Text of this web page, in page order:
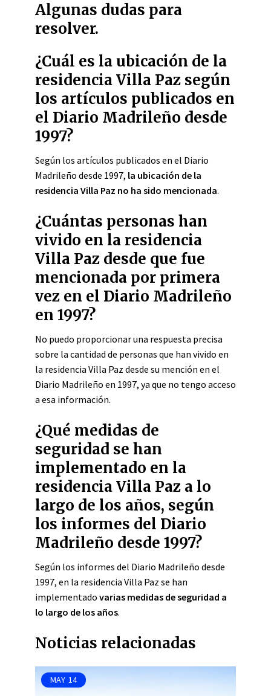
Algunas dudas para
resolver.
¿Cuál es la ubicación de la
residencia Villa Paz según
los artículos publicados en
el Diario Madrileño desde
1997?
Según los artículos publicados en el Diario
Madrileño desde 1997, la ubicación de la
residencia Villa Paz no ha sido mencionada.
¿Cuántas personas han
vivido en la residencia
Villa Paz desde que fue
mencionada por primera
vez en el Diario Madrileño
en 1997?
No puedo proporcionar una respuesta precisa
sobre la cantidad de personas que han vivido en
la residencia Villa Paz desde su mención en el
Diario Madrileño en 1997, ya que no tengo acceso
a esa información.
¿Qué medidas de
seguridad se han
implementado en la
residencia Villa Paz a lo
largo de los años, según
los informes del Diario
Madrileño desde 1997?
Según los informes del Diario Madrileño desde
1997, en la residencia Villa Paz se han
implementado varias medidas de seguridad a
lo largo de los años.
Noticias relacionadas
MAY 14